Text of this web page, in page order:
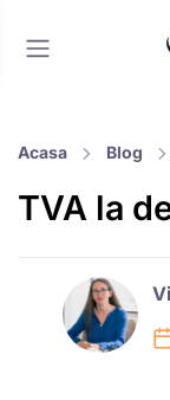
Acasa Blog
TVA la